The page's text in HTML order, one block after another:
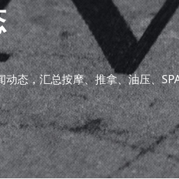
态，汇总按摩、推拿、油压、